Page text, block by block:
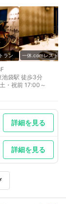
ラン 一休.comレストラ
池袋駅 徒歩3分
詳細を見る
詳細を見る